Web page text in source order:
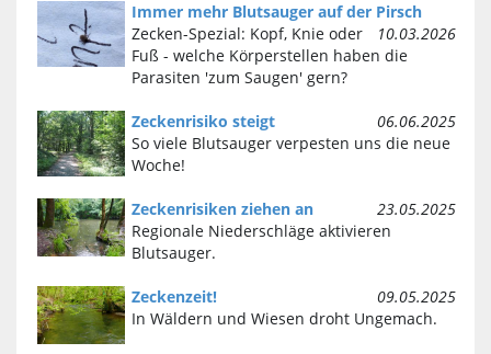
Immer mehr Blutsauger auf der Pirsch
10.03.2026
Zecken-Spezial: Kopf, Knie oder
Fuß - welche Körperstellen haben die
Parasiten 'zum Saugen' gern?
Zeckenrisiko steigt
06.06.2025
So viele Blutsauger verpesten uns die neue
Woche!
Zeckenrisiken ziehen an
23.05.2025
Regionale Niederschläge aktivieren
Blutsauger.
Zeckenzeit!
09.05.2025
In Wäldern und Wiesen droht Ungemach.